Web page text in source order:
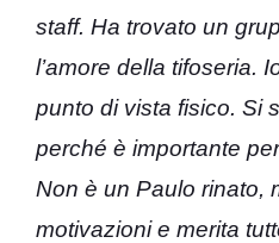
staff. Ha trovato un
l’amore della tifoseria.
punto di vista fisico. Si
perché è importante
Non è un Paulo rinato,
motivazioni e merita